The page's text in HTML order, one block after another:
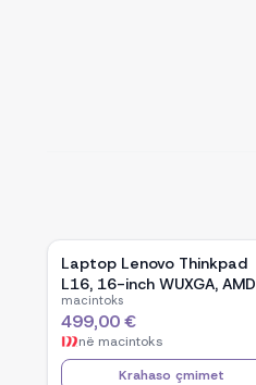
Laptop Lenovo Thinkpad
L16, 16-inch WUXGA, AMD
Ryzen 5 Pro-7535U, 16GB
Ram DDR5, 512GB SSD -
Black
macintoks
499,00 €
në macintoks
Krahaso çmimet